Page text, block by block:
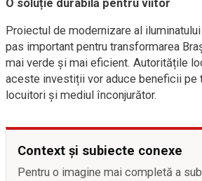
O soluție durabilă pentru viitor
Proiectul de modernizare al
pas important pentru transformarea
mai verde și mai eficient. Autoritățile
aceste investiții vor aduce beneficii pe
locuitori și mediul înconjurător.
Context și subiecte conexe
Pentru o imagine mai completă a